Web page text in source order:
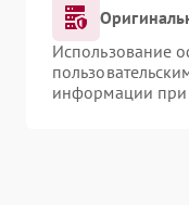
Использование
информации